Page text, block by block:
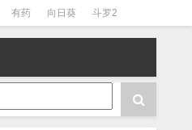
有药 向日葵 斗罗2
南 阴阳师 节目清单